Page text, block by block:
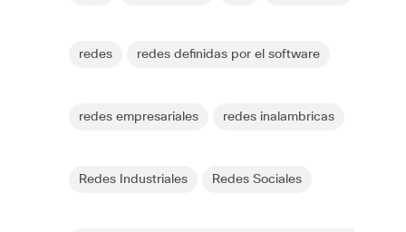
redes redes definidas por el software
redes empresariales redes inalambricas
Redes Industriales Redes Sociales